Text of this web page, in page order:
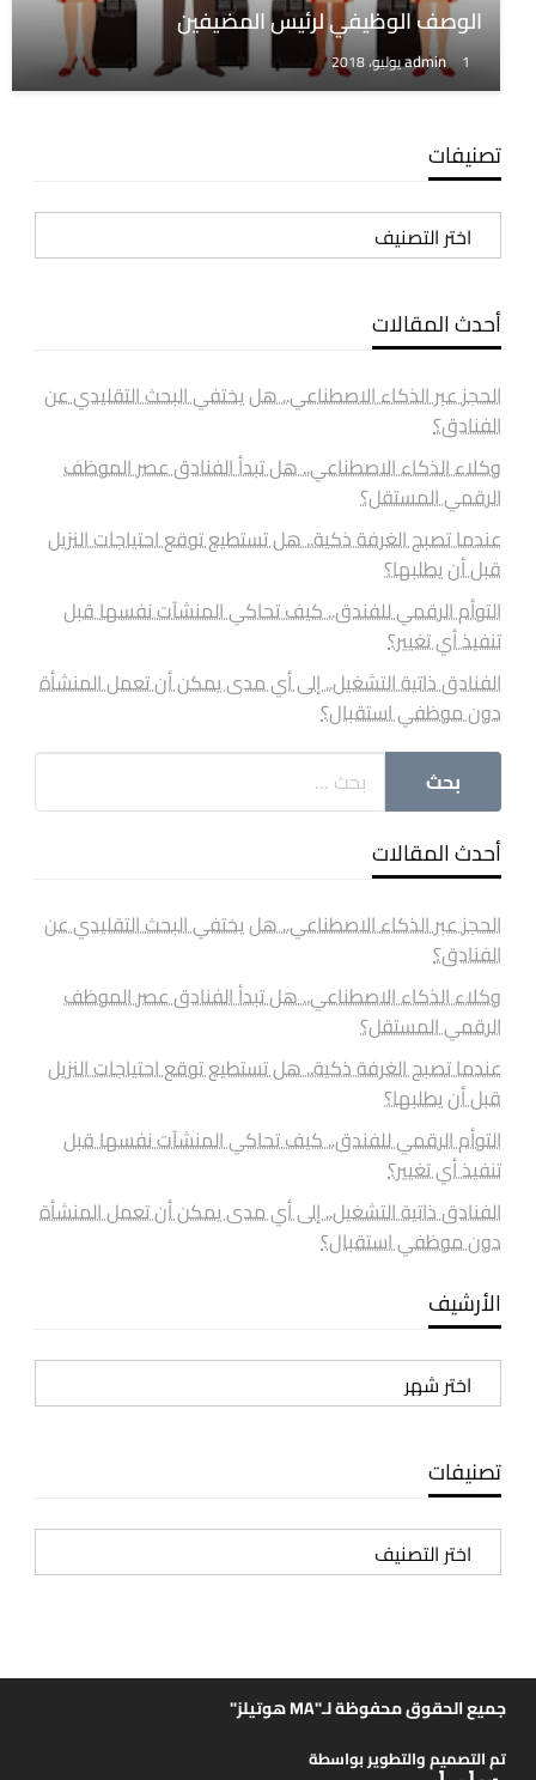
الوصف الوظيفي لرئيس المضيفين
admin 1 يوليو، 2018
تصنيفات
تصنيفات
أحدث المقالات
الحجز عبر الذكاء الاصطناعي.. هل يختفي البحث التقليدي عن
الفنادق؟
وكلاء الذكاء الاصطناعي.. هل تبدأ الفنادق عصر الموظف
الرقمي المستقل؟
عندما تصبح الغرفة ذكية.. هل تستطيع توقع احتياجات النزيل
قبل أن يطلبها؟
التوأم الرقمي للفندق.. كيف تحاكي المنشآت نفسها قبل
تنفيذ أي تغيير؟
الفنادق ذاتية التشغيل.. إلى أي مدى يمكن أن تعمل المنشأة
دون موظفي استقبال؟
أحدث المقالات
الحجز عبر الذكاء الاصطناعي.. هل يختفي البحث التقليدي عن
الفنادق؟
وكلاء الذكاء الاصطناعي.. هل تبدأ الفنادق عصر الموظف
الرقمي المستقل؟
عندما تصبح الغرفة ذكية.. هل تستطيع توقع احتياجات النزيل
قبل أن يطلبها؟
التوأم الرقمي للفندق.. كيف تحاكي المنشآت نفسها قبل
تنفيذ أي تغيير؟
الفنادق ذاتية التشغيل.. إلى أي مدى يمكن أن تعمل المنشأة
دون موظفي استقبال؟
الأرشيف
الأرشيف
تصنيفات
تصنيفات
جميع الحقوق محفوظة لـ"MA هوتيلز"
تم التصميم والتطوير بواسطة